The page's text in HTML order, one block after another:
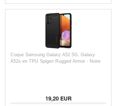
Coque Samsung Galaxy A52 5G, Galaxy
A52s en TPU Spigen Rugged Armor - Noire
19,20EUR